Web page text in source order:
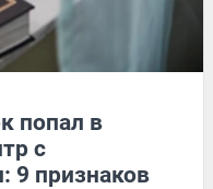
попал в
с
9 признаков